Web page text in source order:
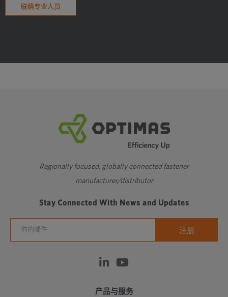
联络专业人员
Regionally focused, globally connected fastener
manufacturer/distributor
Stay Connected With News and Updates
产品与服务